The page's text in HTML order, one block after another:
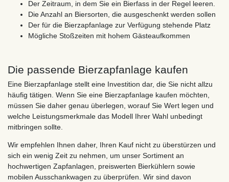
Der Zeitraum, in dem Sie ein Bierfass in der Regel leeren.
Die Anzahl an Biersorten, die ausgeschenkt werden sollen
Der für die Bierzapfanlage zur Verfügung stehende Platz
Mögliche Stoßzeiten mit hohem Gästeaufkommen
Die passende Bierzapfanlage kaufen
Eine Bierzapfanlage stellt eine Investition dar, die Sie nicht allzu
häufig tätigen. Wenn Sie eine Bierzapfanlage kaufen möchten,
müssen Sie daher genau überlegen, worauf Sie Wert legen und
welche Leistungsmerkmale das Modell Ihrer Wahl unbedingt
mitbringen sollte.
Wir empfehlen Ihnen daher, Ihren Kauf nicht zu überstürzen und
sich ein wenig Zeit zu nehmen, um unser Sortiment an
hochwertigen Zapfanlagen, preiswerten Bierkühlern sowie
mobilen Ausschankwagen zu überprüfen. Wir sind davon